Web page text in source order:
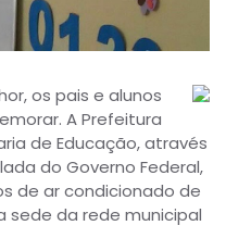
os pais e alunos
A Prefeitura
de Educação, através
do Governo Federal,
de ar condicionado de
sede da rede municipal